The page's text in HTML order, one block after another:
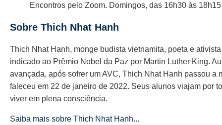
Encontros pelo Zoom. Domingos, das 16h30 às 18h15
Sobre Thich Nhat Hanh
Thich Nhat Hanh, monge budista vietnamita, poeta e
indicado ao Prêmio Nobel da Paz por Martin Luther King.
avançada, após sofrer um AVC, Thich Nhat Hanh passou a
faleceu em 22 de janeiro de 2022. Seus alunos viajam por
viver em plena consciência.
Saiba mais sobre Thich Nhat Hanh...